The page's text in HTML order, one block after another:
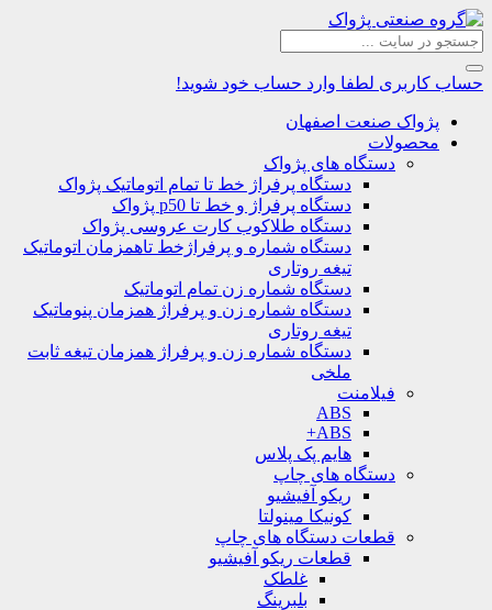
حساب کاربری لطفا وارد حساب خود شوید!
پژواک صنعت اصفهان
محصولات
دستگاه های پژواک
دستگاه پرفراژ خط تا تمام اتوماتیک پژواک
دستگاه پرفراژ و خط تا p50 پژواک
دستگاه طلاکوب کارت عروسی پژواک
دستگاه شماره و پرفراژخط تاهمزمان اتوماتیک
تیغه روتاری
دستگاه شماره زن تمام اتوماتیک
دستگاه شماره زن و پرفراژ همزمان پنوماتیک
تیغه روتاری
دستگاه شماره زن و پرفراژ همزمان تیغه ثابت
ملخی
فیلامنت
ABS
ABS+
هایم پک پلاس
دستگاه های چاپ
ریکو آفیشیو
کونیکا مینولتا
قطعات دستگاه های چاپ
قطعات ریکو آفیشیو
غلطک
بلبرینگ